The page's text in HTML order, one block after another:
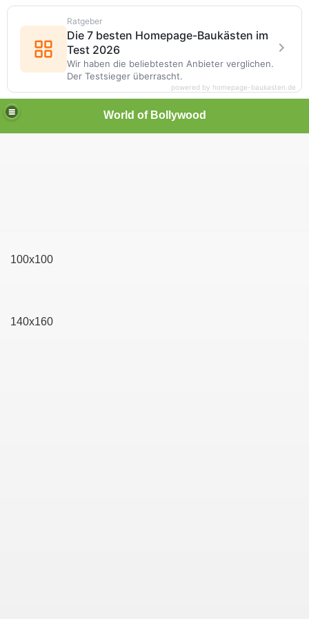
World of Bollywood
100x100
140x160
Ratgeber
Die 7 besten Homepage-Baukästen im
Test 2026
Wir haben die beliebtesten Anbieter verglichen.
Der Testsieger überrascht.
powered by homepage-baukasten.de